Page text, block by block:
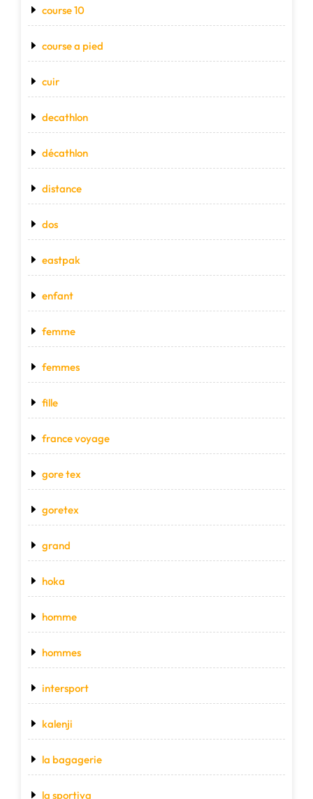
course 10
course a pied
cuir
decathlon
décathlon
distance
dos
eastpak
enfant
femme
femmes
fille
france voyage
gore tex
goretex
grand
hoka
homme
hommes
intersport
kalenji
la bagagerie
la sportiva